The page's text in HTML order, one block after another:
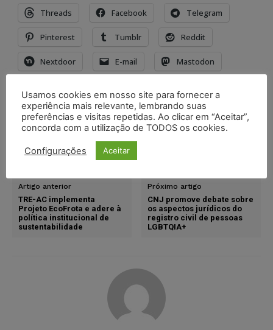
Threads Facebook Telegram
Pinterest Tumblr Reddit
Nextdoor E-mail Mastodon
TAGS
adoção póstuma
Estatuto da Criança e do Adolescente
vínculo afetivo
Artigo anterior
TRE-AC implementa
Projeto EcoFrota e adere à
política institucional de
sustentabilidade
Próximo artigo
CNJ promove debate sobre
os aspectos jurídicos do
registro civil de pessoas
LGBTQIA+
Usamos cookies em nosso site para fornecer a
experiência mais relevante, lembrando suas
preferências e visitas repetidas. Ao clicar em “Aceitar”,
concorda com a utilização de TODOS os cookies.
Configurações Aceitar